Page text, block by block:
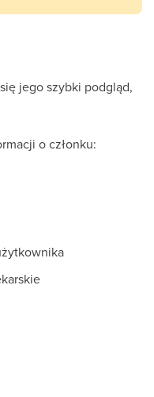
jego szybki podgląd,
o członku: